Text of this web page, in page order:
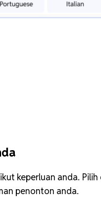
keperluan anda.
penonton anda.